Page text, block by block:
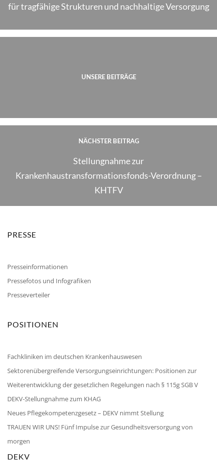
für tragfähige Strukturen und nachhaltige Versorgung
UNSERE BEITRÄGE
NÄCHSTER BEITRAG
Stellungnahme zur
Krankenhaustransformationsfonds-Verordnung –
KHTFV
PRESSE
Presseinformationen
Pressefotos und Infografiken
Presseverteiler
POSITIONEN
Fachkliniken im deutschen Krankenhauswesen
Sektorenübergreifende Versorgungseinrichtungen: Positionen zur
Weiterentwicklung der gesetzlichen Regelungen nach § 115g SGB V
DEKV-Stellungnahme zum KHAG
Neues Pflegekompetenzgesetz – DEKV nimmt Stellung
TRAUEN WIR UNS! Fünf Impulse zur Gesundheitsversorgung von
morgen
DEKV